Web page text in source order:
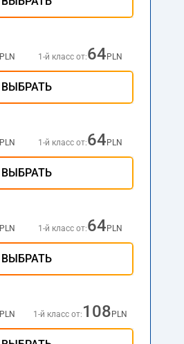
PLN 1-й класс от:64 PLN
ВЫБРАТЬ
PLN 1-й класс от:64 PLN
ВЫБРАТЬ
PLN 1-й класс от:64 PLN
ВЫБРАТЬ
PLN 1-й класс от: 108 PLN